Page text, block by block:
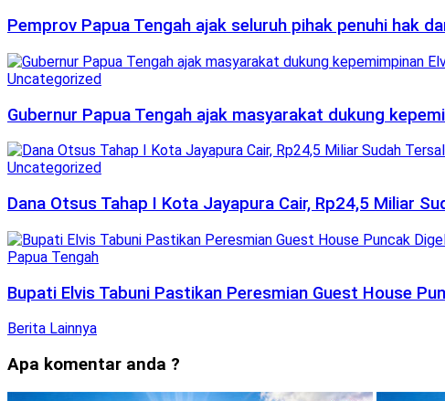
Pemprov Papua Tengah ajak seluruh pihak penuhi hak
Uncategorized
Gubernur Papua Tengah ajak masyarakat dukung
Uncategorized
Dana Otsus Tahap I Kota Jayapura Cair, Rp24,5 Miliar
Papua Tengah
Bupati Elvis Tabuni Pastikan Peresmian Guest House
Berita Lainnya
Apa komentar anda ?